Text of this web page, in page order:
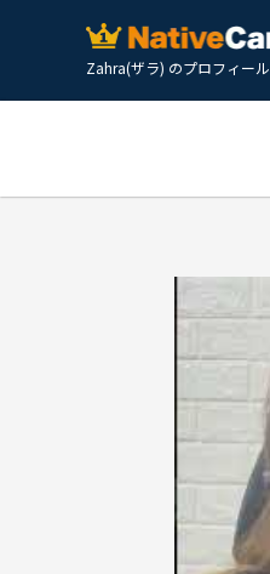
Zahra(ザラ) のプロフィール